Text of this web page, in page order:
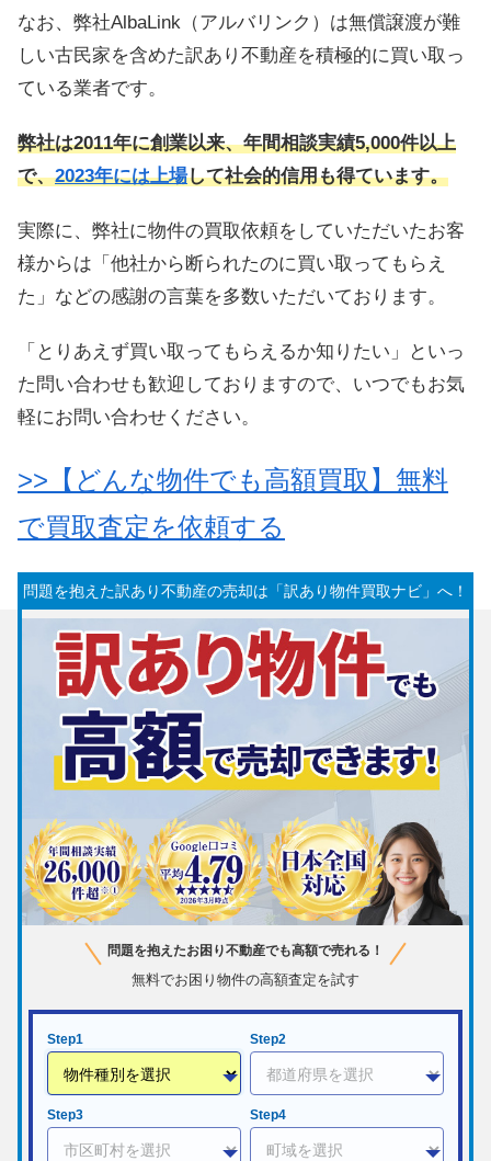
なお、弊社AlbaLink（アルバリンク）は無償譲渡が難
しい古民家を含めた訳あり不動産を積極的に買い取っ
ている業者です。
弊社は2011年に創業以来、年間相談実績5,000件以上
で、2023年には上場して社会的信用も得ています。
実際に、弊社に物件の買取依頼をしていただいたお客
様からは「他社から断られたのに買い取ってもらえ
た」などの感謝の言葉を多数いただいております。
「とりあえず買い取ってもらえるか知りたい」といっ
た問い合わせも歓迎しておりますので、いつでもお気
軽にお問い合わせください。
>>【どんな物件でも高額買取】無料
で買取査定を依頼する
問題を抱えた訳あり不動産の売却は「訳あり物件買取ナビ」へ！
問題を抱えたお困り不動産でも高額で売れる！
無料でお困り物件の高額査定を試す
Step1 Step2
Step3 Step4